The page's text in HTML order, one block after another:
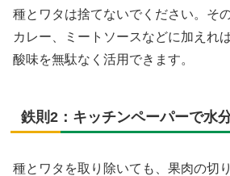
種とワタは捨てないでください。そ
カレー、ミートソースなどに加えれ
酸味を無駄なく活用できます。
鉄則2：キッチンペーパーで水
種とワタを取り除いても、果肉の切